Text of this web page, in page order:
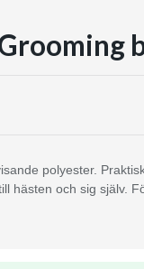
polyester.
hästen och sig själv.